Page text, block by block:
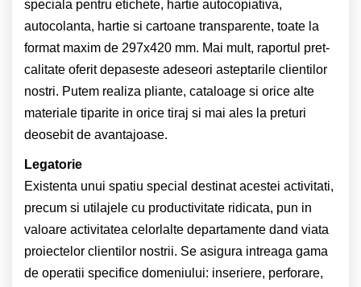
speciala pentru etichete, hartie autocopiativa,
autocolanta, hartie si cartoane transparente, toate la
format maxim de 297x420 mm. Mai mult, raportul pret-
calitate oferit depaseste adeseori asteptarile clientilor
nostri. Putem realiza pliante, cataloage si orice alte
materiale tiparite in orice tiraj si mai ales la preturi
deosebit de avantajoase.
Legatorie
Existenta unui spatiu special destinat acestei activitati,
precum si utilajele cu productivitate ridicata, pun in
valoare activitatea celorlalte departamente dand viata
proiectelor clientilor nostrii. Se asigura intreaga gama
de operatii specifice domeniului: inseriere, perforare,